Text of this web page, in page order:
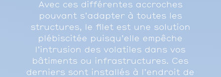
Avec ces différentes accroches
pouvant s’adapter à toutes les
structures, le filet est une solution
plébiscitée puisqu’elle empêche
l’intrusion des volatiles dans vos
bâtiments ou infrastructures. Ces
derniers sont installés à l’endroit de